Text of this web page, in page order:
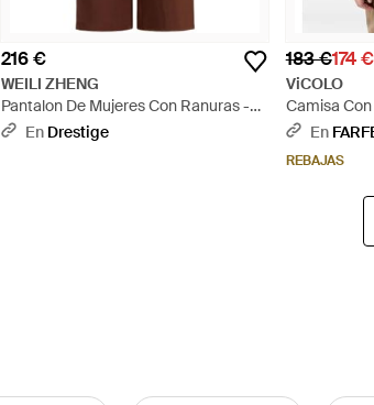
216 €
WEILI ZHENG
Pantalon De Mujeres Con Ranuras -
Marrón
En Drestige
183 €174 €
ViCOLO
Camisa
Marrón
En
REBAJAS